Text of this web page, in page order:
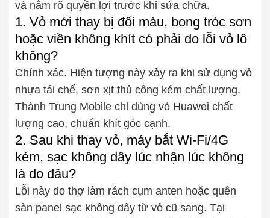
và nắm rõ quyền lợi trước khi sửa chữa.
1. Vỏ mới thay bị đổi màu, bong tróc sơn
hoặc viền không khít có phải do lỗi vỏ lô
không?
Chính xác. Hiện tượng này xảy ra khi sử dụng vỏ
nhựa tái chế, sơn xịt thủ công kém chất lượng.
Thành Trung Mobile chỉ dùng vỏ Huawei chất
lượng cao, chuẩn khít góc cạnh.
2. Sau khi thay vỏ, máy bắt Wi-Fi/4G
kém, sạc không dây lúc nhận lúc không
là do đâu?
Lỗi này do thợ làm rách cụm anten hoặc quên
sàn panel sạc không dây từ vỏ cũ sang. Tại